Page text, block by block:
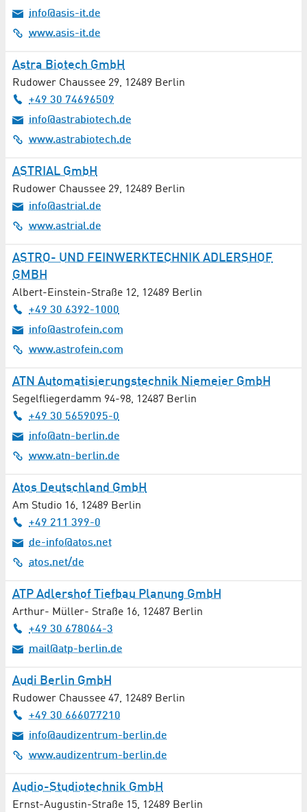
info@asis-it.de
www.asis-it.de
Astra Biotech GmbH
Rudower Chaussee 29, 12489 Berlin
+49 30 74696509
info@astrabiotech.de
www.astrabiotech.de
ASTRIAL GmbH
Rudower Chaussee 29, 12489 Berlin
info@astrial.de
www.astrial.de
ASTRO- UND FEINWERKTECHNIK ADLERSHOF
GMBH
Albert-Einstein-Straße 12, 12489 Berlin
+49 30 6392-1000
info@astrofein.com
www.astrofein.com
ATN Automatisierungstechnik Niemeier GmbH
Segelfliegerdamm 94-98, 12487 Berlin
+49 30 5659095-0
info@atn-berlin.de
www.atn-berlin.de
Atos Deutschland GmbH
Am Studio 16, 12489 Berlin
+49 211 399-0
de-info@atos.net
atos.net/de
ATP Adlershof Tiefbau Planung GmbH
Arthur- Müller- Straße 16, 12487 Berlin
+49 30 678064-3
mail@atp-berlin.de
Audi Berlin GmbH
Rudower Chaussee 47, 12489 Berlin
+49 30 666077210
info@audizentrum-berlin.de
www.audizentrum-berlin.de
Audio-Studiotechnik GmbH
Ernst-Augustin-Straße 15, 12489 Berlin